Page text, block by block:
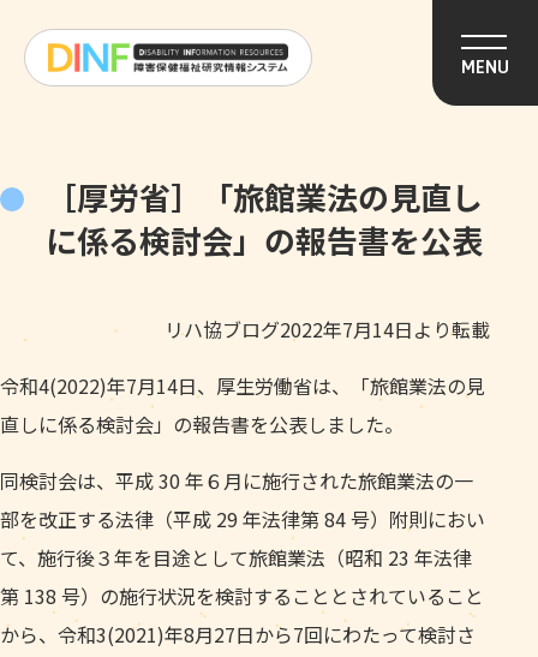
MENU
［厚労省］「旅館業法の見直し
に係る検討会」の報告書を公表
リハ協ブログ2022年7月14日より転載
令和4(2022)年7月14日、厚生労働省は、「旅館業法の見
直しに係る検討会」の報告書を公表しました。
同検討会は、平成 30 年６月に施行された旅館業法の一
部を改正する法律（平成 29 年法律第 84 号）附則におい
て、施行後３年を目途として旅館業法（昭和 23 年法律
第 138 号）の施行状況を検討することとされていること
から、令和3(2021)年8月27日から7回にわたって検討さ